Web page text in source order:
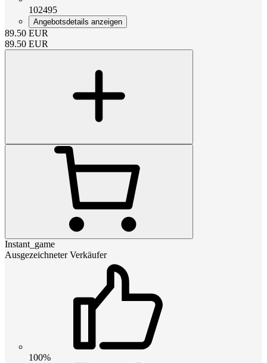
102495
Angebotsdetails anzeigen
89.50 EUR
89.50 EUR
Instant_game
Ausgezeichneter Verkäufer
100%